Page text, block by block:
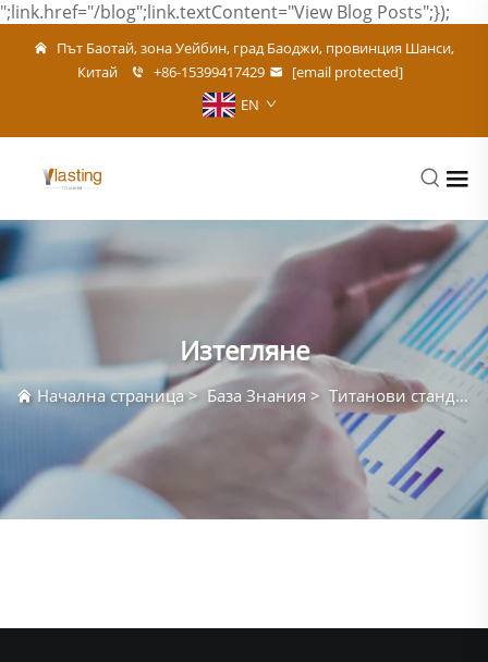
";link.href="/blog";link.textContent="View Blog Posts";});
Път Баотай, зона Уейбин, град Баоджи, провинция Шанси,
Китай
+86-15399417429
[email protected]
EN
Изтегляне
Начална страница>База Знания > Титанови стандарти